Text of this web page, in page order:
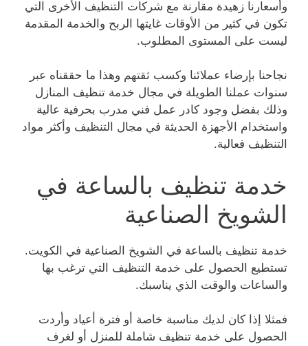
وأسعارنا زهيدة مقارنة مع شركات التنظيف الأخرى التي
تكون في كثير من الأوقات غايتها الربح والخدمة المقدمة
ليست على المستوى المطلوب.
نجاحنا بإرضاء عملائنا وكسب ثقتهم وهذا ما حققناه عبر
سنوات عملنا الطويلة في مجال خدمة تنظيف المنازل
وذلك بفضل وجود كادر عمل فني مدرب بحرفية عالية
واستخدام الأجهزة الحديثة في مجال التنظيف وأكثر مواد
التنظيف فعالية.
خدمة تنظيف بالساعة في
الشويخ الصناعية
خدمة تنظيف بالساعة في الشويخ الصناعية في الكويت.
تستطيع الحصول على خدمة التنظيف التي ترغب بها
والساعات والوقت الذي يناسبك.
فمثلا إذا كان لديك مناسبة خاصة أو فترة أعياد وأردت
الحصول على خدمة تنظيف شاملة للمنزل أو لغرف